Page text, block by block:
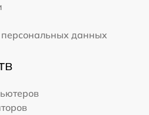
персональных данных